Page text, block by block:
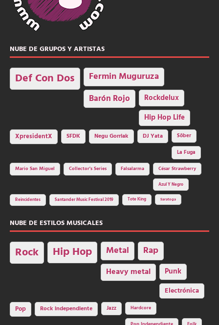
NUBE DE GRUPOS Y ARTISTAS
Def Con Dos Fermin Muguruza
Barón Rojo Rockdelux
Hip Hop Life
XpresidentX SFDK Negu Gorriak DJ Yata
Sôber
La Fuga
Mario San Miguel
Collector's Series Falsalarma César Strawberry
Azul Y Negro
Reincidentes Santander Music Festival 2019 Tote King Saratoga
NUBE DE ESTILOS MUSICALES
Rock Hip Hop Metal Rap
Heavy metal Punk
Electrónica
Pop Rock independiente Jazz Hardcore